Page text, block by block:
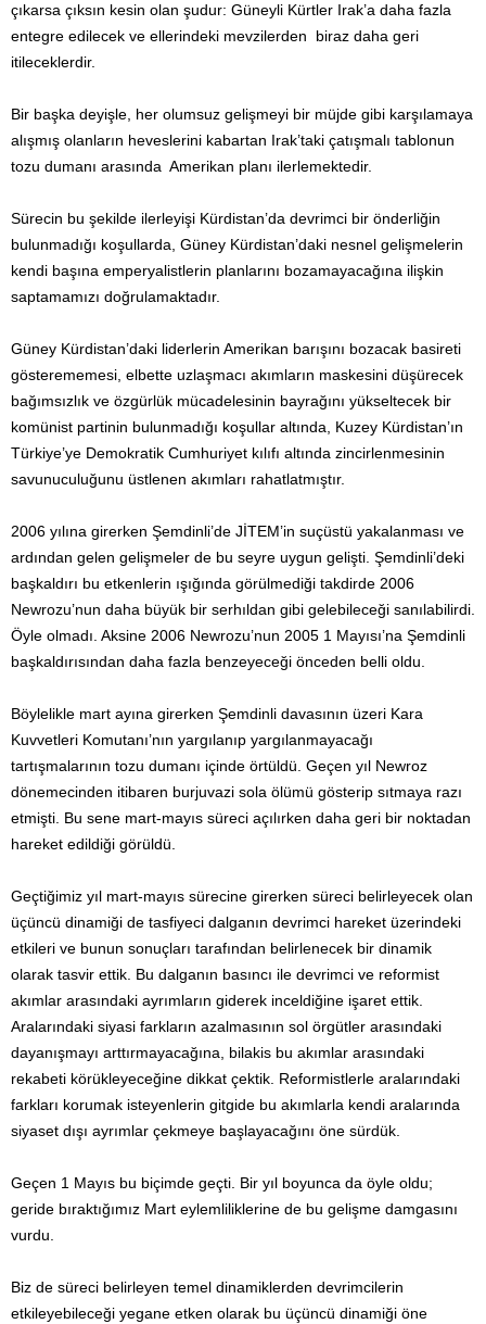
çıkarsa çıksın kesin olan şudur: Güneyli Kürtler Irak’a daha fazla
entegre edilecek ve ellerindeki mevzilerden biraz daha geri
itileceklerdir.
Bir başka deyişle, her olumsuz gelişmeyi bir müjde gibi karşılamaya
alışmış olanların heveslerini kabartan Irak’taki çatışmalı tablonun
tozu dumanı arasında Amerikan planı ilerlemektedir.
Sürecin bu şekilde ilerleyişi Kürdistan’da devrimci bir önderliğin
bulunmadığı koşullarda, Güney Kürdistan’daki nesnel gelişmelerin
kendi başına emperyalistlerin planlarını bozamayacağına ilişkin
saptamamızı doğrulamaktadır.
Güney Kürdistan’daki liderlerin Amerikan barışını bozacak basireti
gösterememesi, elbette uzlaşmacı akımların maskesini düşürecek
bağımsızlık ve özgürlük mücadelesinin bayrağını yükseltecek bir
komünist partinin bulunmadığı koşullar altında, Kuzey Kürdistan’ın
Türkiye’ye Demokratik Cumhuriyet kılıfı altında zincirlenmesinin
savunuculuğunu üstlenen akımları rahatlatmıştır.
2006 yılına girerken Şemdinli’de JİTEM’in suçüstü yakalanması ve
ardından gelen gelişmeler de bu seyre uygun gelişti. Şemdinli’deki
başkaldırı bu etkenlerin ışığında görülmediği takdirde 2006
Newrozu’nun daha büyük bir serhıldan gibi gelebileceği sanılabilirdi.
Öyle olmadı. Aksine 2006 Newrozu’nun 2005 1 Mayısı’na Şemdinli
başkaldırısından daha fazla benzeyeceği önceden belli oldu.
Böylelikle mart ayına girerken Şemdinli davasının üzeri Kara
Kuvvetleri Komutanı’nın yargılanıp yargılanmayacağı
tartışmalarının tozu dumanı içinde örtüldü. Geçen yıl Newroz
dönemecinden itibaren burjuvazi sola ölümü gösterip sıtmaya razı
etmişti. Bu sene mart-mayıs süreci açılırken daha geri bir noktadan
hareket edildiği görüldü.
Geçtiğimiz yıl mart-mayıs sürecine girerken süreci belirleyecek olan
üçüncü dinamiği de tasfiyeci dalganın devrimci hareket üzerindeki
etkileri ve bunun sonuçları tarafından belirlenecek bir dinamik
olarak tasvir ettik. Bu dalganın basıncı ile devrimci ve reformist
akımlar arasındaki ayrımların giderek inceldiğine işaret ettik.
Aralarındaki siyasi farkların azalmasının sol örgütler arasındaki
dayanışmayı arttırmayacağına, bilakis bu akımlar arasındaki
rekabeti körükleyeceğine dikkat çektik. Reformistlerle aralarındaki
farkları korumak isteyenlerin gitgide bu akımlarla kendi aralarında
siyaset dışı ayrımlar çekmeye başlayacağını öne sürdük.
Geçen 1 Mayıs bu biçimde geçti. Bir yıl boyunca da öyle oldu;
geride bıraktığımız Mart eylemliliklerine de bu gelişme damgasını
vurdu.
Biz de süreci belirleyen temel dinamiklerden devrimcilerin
etkileyebileceği yegane etken olarak bu üçüncü dinamiği öne